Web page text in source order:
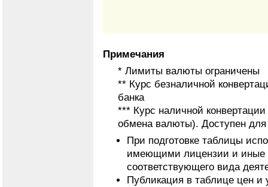
Примечания
* Лимиты валюты ограничены
** Курс безналичной
банка
*** Курс наличной
обмена валюты). Доступен для
При подготовке таблицы
имеющими лицензии и иные
соответствующего вида
Публикация в таблице цен и